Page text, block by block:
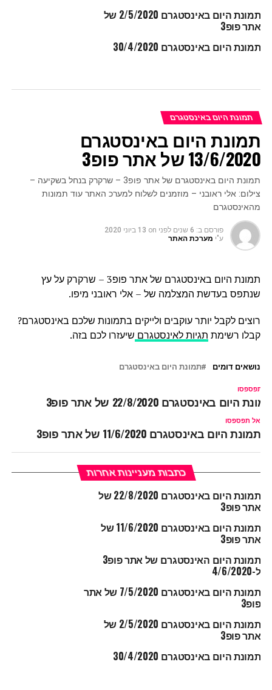
תמונת היום באינסטגרם 2/5/2020 של
אתר פופ3
תמונת היום באינסטגרם 30/4/2020
תמונת היום באינסטגרם
תמונת היום באינסטגרם
13/6/2020 של אתר פופ3
תמונת היום באינסטגרם של אתר פופ3 – שרקרק בנחל בשקיעה –
צילום: אלי ראובני – מוזמנים לשלוח למערכ האתר עוד תמונות
מהאינסטגרם
פורסם ב: 6 שנים לפני on 13 ביוני 2020
ע"י מערכת האתר
תמונת היום באינסטגרם של אתר פופ3 – שרקרק על עץ
שנתפס בעדשת המצלמה של – אלי ראובני מיפו.
רוצים לקבל יותר עוקבים ולייקים בתמונות שלכם באינסטגרם?
קבלו רשימת תגיות לאינסטגרם שיעזרו לכם בזה.
נושאים דומים תמונת היום באינסטגרם
תפספסו
היום באינסטגרם 22/8/2020 של אתר פופ3
אל תפספסו
תמונת היום באינסטגרם 11/6/2020 של אתר פופ3
כתבות מעניינות אחרות
תמונת היום באינסטגרם 22/8/2020 של
אתר פופ3
תמונת היום באינסטגרם 11/6/2020 של
אתר פופ3
תמונת היום האינסטגרם של אתר פופ3
ל-4/6/2020
תמונת היום באינסטגרם 7/5/2020 של אתר
פופ3
תמונת היום באינסטגרם 2/5/2020 של
אתר פופ3
תמונת היום באינסטגרם 30/4/2020